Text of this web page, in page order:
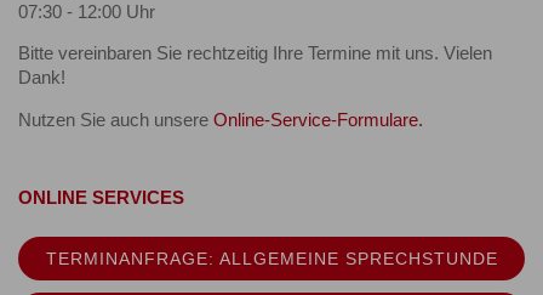
07:30 - 12:00 Uhr
Bitte vereinbaren Sie rechtzeitig Ihre Termine mit uns. Vielen
Dank!
Nutzen Sie auch unsere Online-Service-Formulare.
ONLINE SERVICES
TERMINANFRAGE: ALLGEMEINE SPRECHSTUNDE